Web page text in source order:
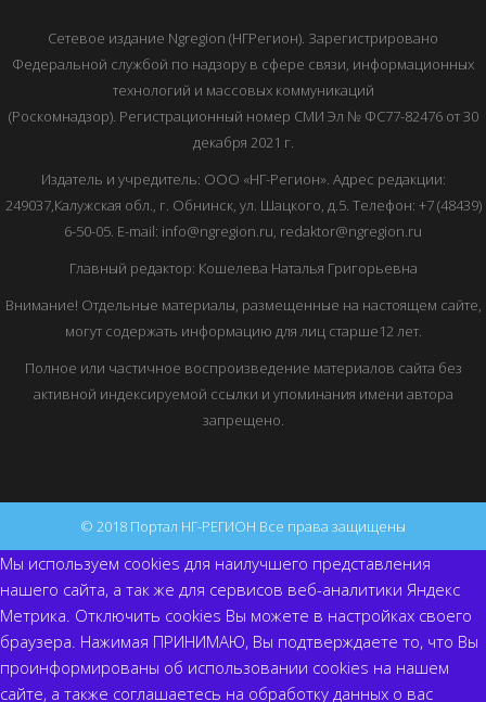
Сетевое издание Ngregion (НГРегион). Зарегистрировано
Федеральной службой по надзору в сфере связи, информационных
технологий и массовых коммуникаций
(Роскомнадзор). Регистрационный номер СМИ Эл № ФС77-82476 от 30
декабря 2021 г.
Издатель и учредитель: ООО «НГ-Регион». Адрес редакции:
249037,Калужская обл., г. Обнинск, ул. Шацкого, д.5. Телефон: +7 (48439)
6-50-05. E-mail: info@ngregion.ru, redaktor@ngregion.ru
Главный редактор: Кошелева Наталья Григорьевна
Внимание! Отдельные материалы, размещенные на настоящем сайте,
могут содержать информацию для лиц старше12 лет.
Полное или частичное воспроизведение материалов сайта без
активной индексируемой ссылки и упоминания имени автора
запрещено.
© 2018 Портал НГ-РЕГИОН Все права защищены
Мы используем cookies для наилучшего представления
нашего сайта, а так же для сервисов веб-аналитики Яндекс
Метрика. Отключить cookies Вы можете в настройках своего
браузера. Нажимая ПРИНИМАЮ, Вы подтверждаете то, что Вы
проинформированы об использовании cookies на нашем
сайте, а также соглашаетесь на обработку данных о вас